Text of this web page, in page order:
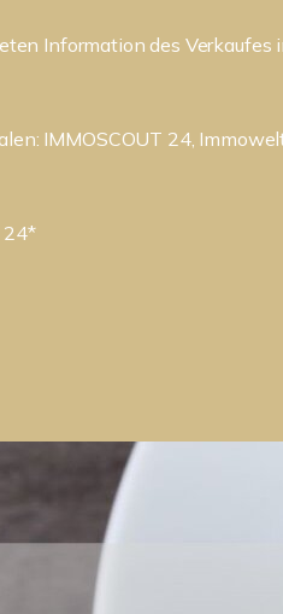
Information des Verkaufes
IMMOSCOUT 24,
24*